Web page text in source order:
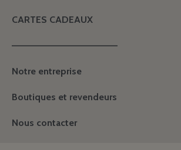
CARTES CADEAUX
———————————————
Notre entreprise
Boutiques et revendeurs
Nous contacter